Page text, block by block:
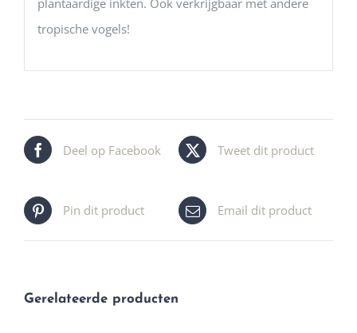
plantaardige inkten. Ook verkrijgbaar met andere
tropische vogels!
Deel op Facebook Tweet dit product
Pin dit product Email dit product
Gerelateerde producten